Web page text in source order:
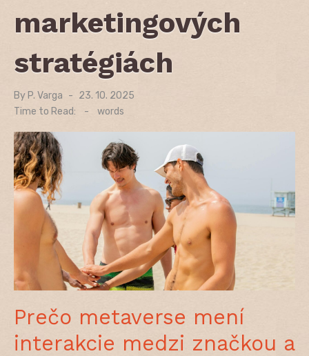
marketingových
stratégiách
By P. Varga
Posted
23. 10. 2025
Time to Read:
- words
Prečo metaverse mení
interakcie medzi značkou a